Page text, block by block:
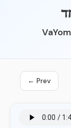
← Prev